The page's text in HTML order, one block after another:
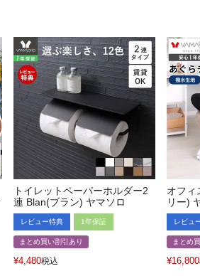
トイレットペーパーホルダー2
連 Blan(ブラン) ヤマソロ
レビュー特典 1年保証
まとめ買い割引あり
¥4,480税込
オフィ
リー)
レビュ
まとめ
¥16,800